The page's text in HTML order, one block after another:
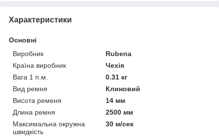
Характеристики
Основні
Виробник
Rubena
Країна виробник
Чехія
Вага 1 п.м.
0.31 кг
Вид ремня
Клиновий
Висота ременя
14 мм
Длина ремня
2500 мм
Максимальна окружна
швидкість
30 м/сек